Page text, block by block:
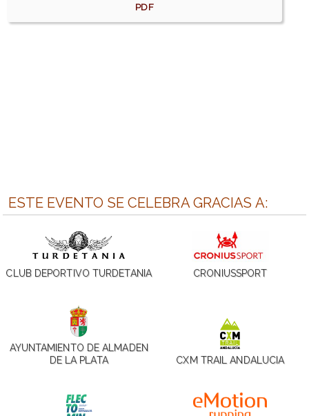
PDF
ESTE EVENTO SE CELEBRA GRACIAS A:
CLUB DEPORTIVO TURDETANIA CRONIUSSPORT
AYUNTAMIENTO DE ALMADEN
DE LA PLATA
CXM TRAIL ANDALUCIA